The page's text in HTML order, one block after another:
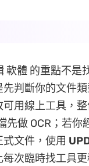
軟體 的重點不是
先判斷你的文件
用線上工具，
先做 OCR；若你
文件，使用
每次臨時找工具